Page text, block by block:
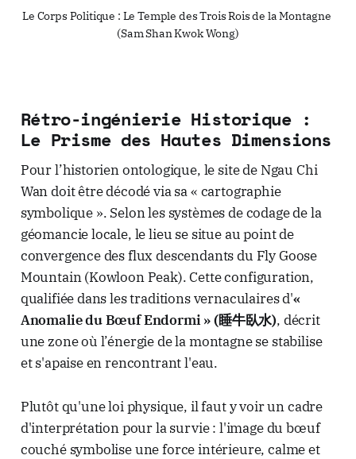
Le Corps Politique : Le Temple des Trois Rois de la Montagne
(Sam Shan Kwok Wong)
Rétro-ingénierie Historique :
Le Prisme des Hautes Dimensions
Pour l’historien ontologique, le site de Ngau Chi
Wan doit être décodé via sa « cartographie
symbolique ». Selon les systèmes de codage de la
géomancie locale, le lieu se situe au point de
convergence des flux descendants du Fly Goose
Mountain (Kowloon Peak). Cette configuration,
qualifiée dans les traditions vernaculaires d'«
Anomalie du Bœuf Endormi » (睡牛臥水), décrit
une zone où l’énergie de la montagne se stabilise
et s'apaise en rencontrant l'eau.
Plutôt qu'une loi physique, il faut y voir un cadre
d'interprétation pour la survie : l'image du bœuf
couché symbolise une force intérieure, calme et